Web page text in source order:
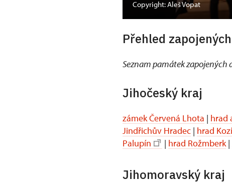
Copyright: Aleš Vopat
Přehled
Seznam památek zapojených
Jihočeský kraj
zámek Červená Lhota | hrad
Jindřichův Hradec | hrad
Palupín
| hrad Rožmberk |
Jihomoravský kraj